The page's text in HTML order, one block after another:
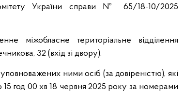
України справи № 65/18-10/2025
міжобласне територіальне відділення
32 (вхід зі двору).
ними осіб (за довіреністю), які
15 год 00 хв 18 червня 2025 року за номерами